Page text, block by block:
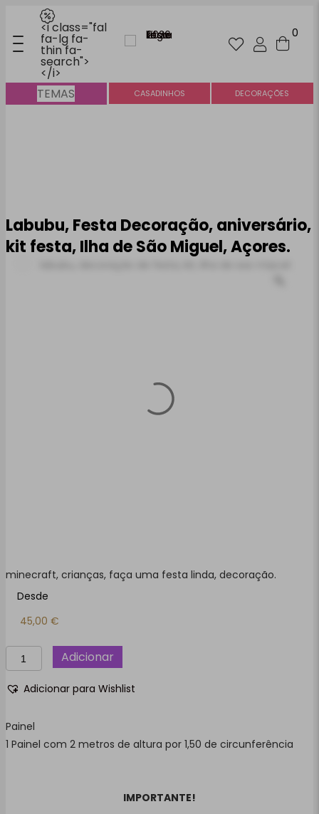
<i class="fal
fa-lg fa-
thin fa-
search">
</i>
0
TEMAS
MINI KITS E PAINÉIS CASADINHOS DECORAÇÕES
Labubu, Festa Decoração, aniversário,
kit festa, Ilha de São Miguel, Açores.
minecraft, crianças, faça uma festa linda, decoração.
Desde
45,00 €
Quantidade
de
Labubu,
Festa
aniversário,
kit
festa,
Adicionar
Adicionar para Wishlist
Painel
1 Painel com 2 metros de altura por 1,50 de circunferência
IMPORTANTE!